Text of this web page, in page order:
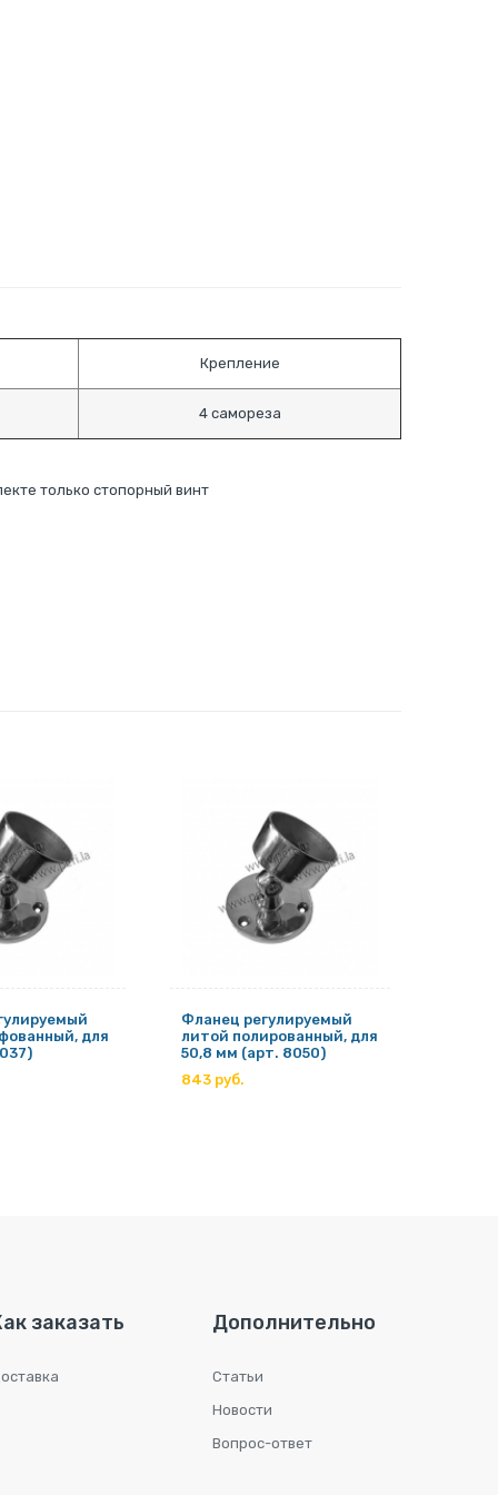
Крепление
4 самореза
только стопорный винт
для
Фланец регулируемый
литой полированный, для
50,8 мм (арт. 8050)
843 руб.
заказать Дополнительно
Статьи
Новости
Вопрос-ответ